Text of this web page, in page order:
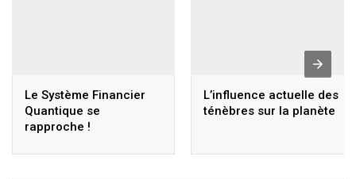
Le Système Financier
Quantique se
rapproche !
L’influence actuelle des
ténèbres sur la planète